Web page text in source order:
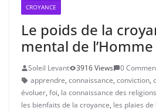
CROYANCE
Le poids de la
mental de l’Homme
Soleil Levant 3916 Views
0
apprendre, connaissance, conviction,
évoluer, foi, la connaissance des religions
les bienfaits de la croyance, les plaies